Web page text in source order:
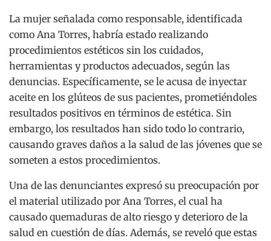
La mujer señalada como responsable, identificada
como Ana Torres, habría estado realizando
procedimientos estéticos sin los cuidados,
herramientas y productos adecuados, según las
denuncias. Específicamente, se le acusa de inyectar
aceite en los glúteos de sus pacientes, prometiéndoles
resultados positivos en términos de estética. Sin
embargo, los resultados han sido todo lo contrario,
causando graves daños a la salud de las jóvenes que se
someten a estos procedimientos.
Una de las denunciantes expresó su preocupación por
el material utilizado por Ana Torres, el cual ha
causado quemaduras de alto riesgo y deterioro de la
salud en cuestión de días. Además, se reveló que estas